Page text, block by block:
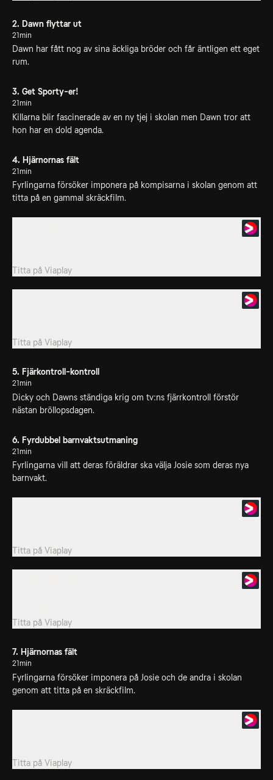
2. Dawn flyttar ut
21min
Dawn har fått nog av sina äckliga bröder och får äntligen ett eget
rum.
3. Get Sporty-er!
21min
Killarna blir fascinerade av en ny tjej i skolan men Dawn tror att
hon har en dold agenda.
4. Hjärnornas fält
21min
Fyrlingarna försöker imponera på kompisarna i skolan genom att
titta på en gammal skräckfilm.
Titta på Viaplay
Titta på Viaplay
5. Fjärkontroll-kontroll
21min
Dicky och Dawns ständiga krig om tv:ns fjärrkontroll förstör
nästan bröllopsdagen.
6. Fyrdubbel barnvaktsutmaning
21min
Fyrlingarna vill att deras föräldrar ska välja Josie som deras nya
barnvakt.
Titta på Viaplay
Titta på Viaplay
7. Hjärnornas fält
21min
Fyrlingarna försöker imponera på Josie och de andra i skolan
genom att titta på en skräckfilm.
Titta på Viaplay